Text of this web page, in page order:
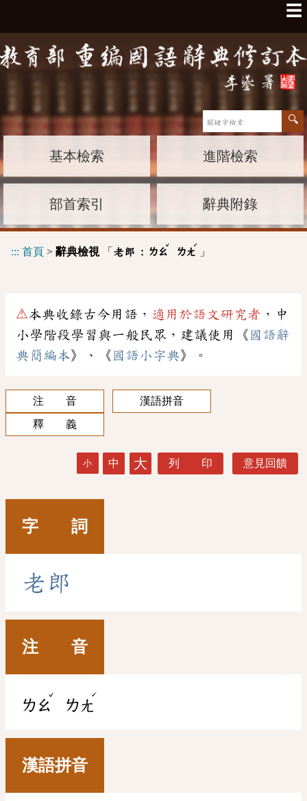
☰
基本檢索 進階檢索
部首索引 辭典附錄
::: 首頁 > 辭典檢視「 老郎 : ㄌㄠ
ˇ
ㄌㄤ
ˊ
」
⚠本典收錄古今用語， 適用於語文研究者 ，中
小學階段學習與一般民眾，建議使用《 國語辭
典簡編本》、《 國語小字典》。
注 音
漢語拼音
釋 義
小 中 大 列 印 意見回饋
字 詞
老 郎
注 音
ㄌㄠ
ˇ
ㄌㄤ
ˊ
漢語拼音